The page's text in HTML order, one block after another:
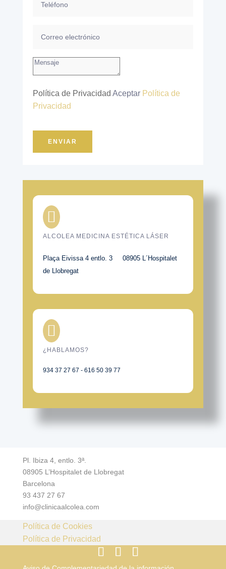
Política de Privacidad Aceptar Política de
Privacidad
ENVIAR

ALCOLEA MEDICINA ESTÉTICA LÁSER
Plaça Eivissa 4 entlo. 3 08905 L´Hospitalet
de Llobregat

¿HABLAMOS?
934 37 27 67 - 616 50 39 77
Pl. Ibiza 4, entlo. 3ª.
08905 L’Hospitalet de Llobregat
Barcelona
93 437 27 67
info@clinicaalcolea.com
Política de Cookies
Política de Privacidad